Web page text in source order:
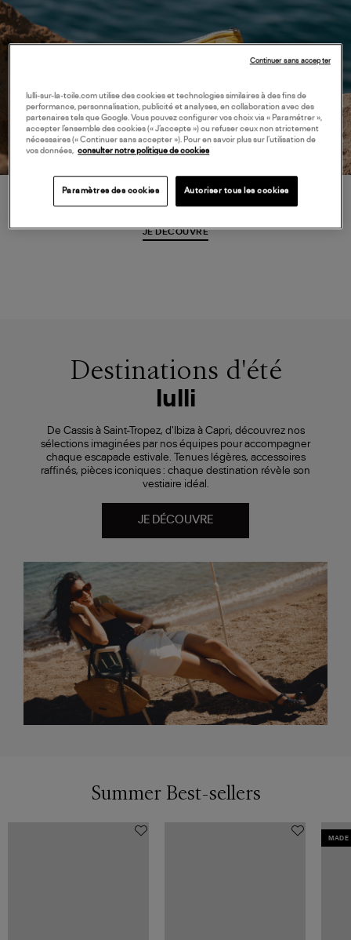
Aokyanos
JE DÉCOUVRE
Destinations d'été
lulli
De Cassis à Saint-Tropez, d'Ibiza à Capri, découvrez nos
sélections imaginées par nos équipes pour accompagner
chaque escapade estivale. Tenues légères, accessoires
raffinés, pièces iconiques : chaque destination révèle son
vestiaire idéal.
JE DÉCOUVRE
Summer Best-sellers
MADE
lulli-sur-la-toile.com utilise des cookies et technologies similaires à des fins de
performance, personnalisation, publicité et analyses, en collaboration avec des
partenaires tels que Google. Vous pouvez configurer vos choix via « Paramétrer »,
accepter l’ensemble des cookies (« J’accepte ») ou refuser ceux non strictement
nécessaires (« Continuer sans accepter »). Pour en savoir plus sur l’utilisation de
vos données, consulter notre politique de cookies
Paramètres des cookies Autoriser tous les cookies
Continuer sans accepter